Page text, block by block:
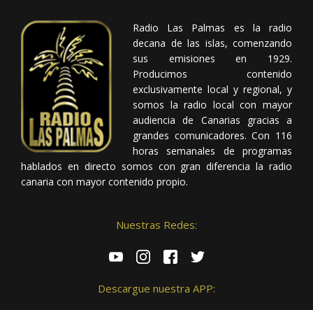
Radio Las Palmas es la radio
decana de las islas, comenzando
sus emisiones en 1929.
Producimos contenido
exclusivamente local y regional, y
somos la radio local con mayor
audiencia de Canarias gracias a
grandes comunicadores. Con 116
horas semanales de programas
hablados en directo somos con gran diferencia la radio
canaria con mayor contenido propio.
Nuestras Redes:
Descargue nuestra APP: